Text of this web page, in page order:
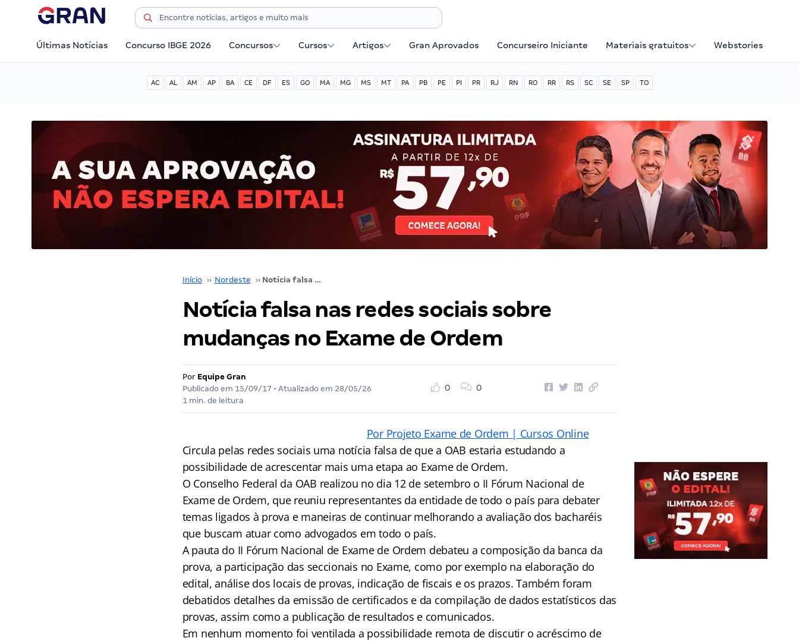
Últimas Notícias Concurso IBGE 2026 Concursos Cursos Artigos Gran Aprovados Concurseiro Iniciante Materiais gratuitos Webstories
AC AL AM AP BA CE DF ES GO MA MG MS MT PA PB PE PI PR RJ RN RO RR RS SC SE SP TO
Início ›› Nordeste ›› Notícia falsa nas redes sociais sobre mudanças no Exame de Ordem
Notícia falsa nas redes sociais sobre
mudanças no Exame de Ordem
Por Equipe Gran
Publicado em 15/09/17 • Atualizado em 28/05/26
1 min. de leitura
0 0
Por Projeto Exame de Ordem | Cursos Online
Circula pelas redes sociais uma notícia falsa de que a OAB estaria estudando a
possibilidade de acrescentar mais uma etapa ao Exame de Ordem.
O Conselho Federal da OAB realizou no dia 12 de setembro o II Fórum Nacional de
Exame de Ordem, que reuniu representantes da entidade de todo o país para debater
temas ligados à prova e maneiras de continuar melhorando a avaliação dos bacharéis
que buscam atuar como advogados em todo o país.
A pauta do II Fórum Nacional de Exame de Ordem debateu a composição da banca da
prova, a participação das seccionais no Exame, como por exemplo na elaboração do
edital, análise dos locais de provas, indicação de fiscais e os prazos. Também foram
debatidos detalhes da emissão de certificados e da compilação de dados estatísticos das
provas, assim como a publicação de resultados e comunicados.
Em nenhum momento foi ventilada a possibilidade remota de discutir o acréscimo de